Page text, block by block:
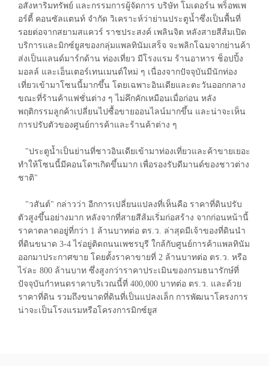
อสังหาริมทรัพย์ และกรรมการผู้จัดการ บริษัท โมเดอร์น พร็อพเพ
อร์ตี้ คอนซัลแตนท์ จำกัด วิเคราะห์ว่าย่านประตูน้ำซึ่งเป็นพื้นที่
รอยต่อจากสยามสแควร์ ราชประสงค์ เพลินจิต หลังสายสีส้มเปิด
บริการและมิกซ์ยูสของกลุ่มแพลทินัมเสร็จ จะพลิกโฉมจากย่านค้า
ส่งเป็นแลนด์มาร์กด้าน ท่องเที่ยว มีโรงแรม ร้านอาหาร ช็อปปิ้ง
มอลล์ และเอ็นเตอร์เทนเมนต์ใหม่ ๆ เนื่องจากปัจจุบันมีนักท่อง
เที่ยวเข้ามาโซนนี้มากขึ้น โดยเฉพาะอินเดียและตะวันออกกลาง
ขณะที่ร้านค้าแฟชั่นต่าง ๆ ไม่คึกคักเหมือนเมื่อก่อน หลัง
พฤติกรรมลูกค้าเปลี่ยนไปซื้อขายออนไลน์มากขึ้น และน่าจะเห็น
การปรับตัวของศูนย์การค้าและร้านค้าต่าง ๆ
"ประตูน้ำเป็นย่านที่ชาวอินเดียเข้ามาท่องเที่ยวและค้าขายเยอะ
ทำให้โซนนี้มีคอนโดฯเกิดขึ้นมาก เพื่อรองรับดีมานด์ของชาวต่าง
ชาติ"
"วสันต์" กล่าวว่า อีกการเปลี่ยนแปลงที่เห็นคือ ราคาที่ดินปรับ
ตัวสูงขึ้นอย่างมาก หลังจากที่สายสีส้มเริ่มก่อสร้าง จากก่อนหน้านี้
ราคาตลาดอยู่ที่กว่า 1 ล้านบาทต่อ ตร.ว. ล่าสุดมีเจ้าของที่ดินนำ
ที่ดินขนาด 3-4 ไร่อยู่ติดถนนเพชรบุรี ใกล้กับศูนย์การค้าแพลทินัม
ออกมาประกาศขาย โดยตั้งราคาขายที่ 2 ล้านบาทต่อ ตร.ว. หรือ
ไร่ละ 800 ล้านบาท ซึ่งสูงกว่าราคาประเมินของกรมธนารักษ์ที่
ปัจจุบันกำหนดราคาบริเวณนี้ที่ 400,000 บาทต่อ ตร.ว. และด้วย
ราคาที่ดิน รวมถึงขนาดที่ดินที่เป็นแปลงเล็ก การพัฒนาโครงการ
น่าจะเป็นโรงแรมหรือโครงการมิกซ์ยูส